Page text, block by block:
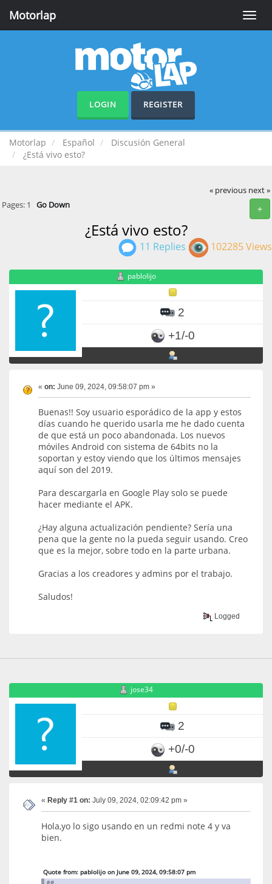
Toggle
Motorlap
LOGIN REGISTER
Motorlap Español
Discusión General
¿Está vivo esto?
« previous next »
+
Pages: 1 Go Down
¿Está vivo esto?
11 Replies 102285 Views
pablolijo
2
+1/-0
« on: June 09, 2024, 09:58:07 pm »
Buenas!! Soy usuario esporádico de la app y estos
días cuando he querido usarla me he dado cuenta
de que está un poco abandonada. Los nuevos
móviles Android con sistema de 64bits no la
soportan y estoy viendo que los últimos mensajes
aquí son del 2019.
Para descargarla en Google Play solo se puede
hacer mediante el APK.
¿Hay alguna actualización pendiente? Sería una
pena que la gente no la pueda seguir usando. Creo
que es la mejor, sobre todo en la parte urbana.
Gracias a los creadores y admins por el trabajo.
Saludos!
Logged
jose34
2
+0/-0
« Reply #1 on: July 09, 2024, 02:09:42 pm »
Hola,yo lo sigo usando en un redmi note 4 y va
bien.
Quote from: pablolijo on June 09, 2024, 09:58:07 pm